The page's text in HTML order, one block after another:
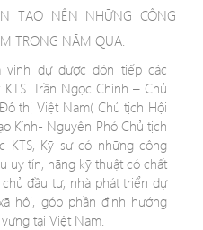
TẠO NÊN NHỮNG CÔNG
TRONG NĂM QUA.
vinh dự được đón tiếp các
Trần Ngọc Chính – Chủ
thị Việt Nam( Chủ tịch Hội
Kính- Nguyên Phó Chủ tịch
KTS, Kỹ sư có những công
uy tín, hãng kỹ thuật có chất
đầu tư, nhà phát triển dự
hội, góp phần định hướng
tại Việt Nam.